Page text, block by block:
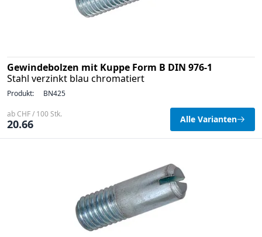
Gewindebolzen mit Kuppe Form B DIN 976-1
Stahl verzinkt blau chromatiert
Produkt: BN425
ab CHF / 100 Stk.
20.66 Alle Varianten